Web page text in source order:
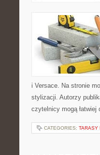
i Versace. Na stronie
stylizacji. Autorzy
czytelnicy mogą
CATEGORIES: TARASY